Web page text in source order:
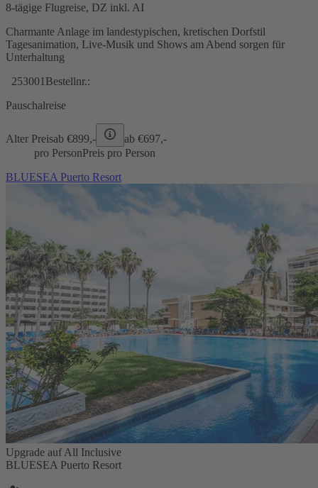
8-tägige Flugreise, DZ inkl. AI
Charmante Anlage im landestypischen, kretischen Dorfstil
Tagesanimation, Live-Musik und Shows am Abend sorgen für
Unterhaltung
253001 Bestellnr.:
Pauschalreise
Alter Preisab €899,- ab €697,-
pro PersonPreis pro Person
BLUESEA Puerto Resort
Upgrade auf All Inclusive
BLUESEA Puerto Resort